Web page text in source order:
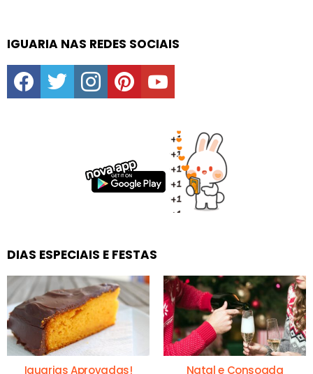
IGUARIA NAS REDES SOCIAIS
facebooktwitter instagrampinterestyoutube
DIAS ESPECIAIS E FESTAS
Iguarias Aprovadas! Natal e Consoada